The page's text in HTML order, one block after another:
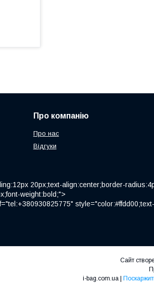
Про компанію
Про нас
Відгуки
20px;text-align:center;border-
weight:bold;">
Сайт